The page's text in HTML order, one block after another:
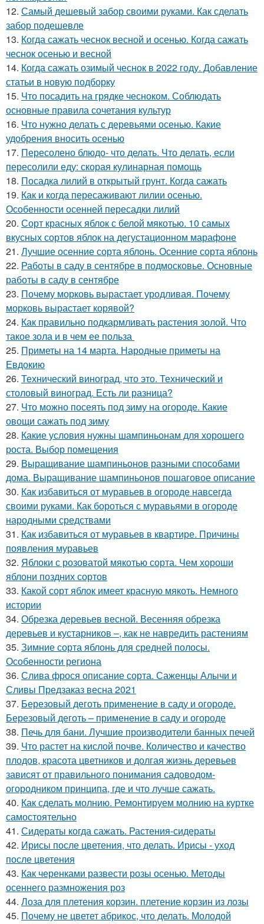
12. Самый дешевый забор своими руками. Как сделать
забор подешевле
13. Когда сажать чеснок весной и осенью. Когда сажать
чеснок осенью и весной
14. Когда сажать озимый чеснок в 2022 году. Добавление
статьи в новую подборку
15. Что посадить на грядке чесноком. Соблюдать
основные правила сочетания культур
16. Что нужно делать с деревьями осенью. Какие
удобрения вносить осенью
17. Пересолено блюдо- что делать. Что делать, если
пересолили еду: скорая кулинарная помощь
18. Посадка лилий в открытый грунт. Когда сажать
19. Как и когда пересаживают лилии осенью.
Особенности осенней пересадки лилий
20. Сорт красных яблок с белой мякотью. 10 самых
вкусных сортов яблок на дегустационном марафоне
21. Лучшие осенние сорта яблонь. Осенние сорта яблонь
22. Работы в саду в сентябре в подмосковье. Основные
работы в саду в сентябре
23. Почему морковь вырастает уродливая. Почему
морковь вырастает корявой?
24. Как правильно подкармливать растения золой. Что
такое зола и в чем ее польза
25. Приметы на 14 марта. Народные приметы на
Евдокию
26. Технический виноград, что это. Технический и
столовый виноград. Есть ли разница?
27. Что можно посеять под зиму на огороде. Какие
овощи сажать под зиму
28. Какие условия нужны шампиньонам для хорошего
роста. Выбор помещения
29. Выращивание шампиньонов разными способами
дома. Выращивание шампиньонов пошаговое описание
30. Как избавиться от муравьев в огороде навсегда
своими руками. Как бороться с муравьями в огороде
народными средствами
31. Как избавиться от муравьев в квартире. Причины
появления муравьев
32. Яблоки с розоватой мякотью сорта. Чем хороши
яблони поздних сортов
33. Какой сорт яблок имеет красную мякоть. Немного
истории
34. Обрезка деревьев весной. Весенняя обрезка
деревьев и кустарников –, как не навредить растениям
35. Зимние сорта яблонь для средней полосы.
Особенности региона
36. Слива фрося описание сорта. Саженцы Алычи и
Сливы Предзаказ весна 2021
37. Березовый деготь применение в саду и огороде.
Березовый деготь – применение в саду и огороде
38. Печь для бани. Лучшие производители банных печей
39. Что растет на кислой почве. Количество и качество
плодов, красота цветников и долгая жизнь деревьев
зависят от правильного понимания садоводом-
огородником принципа, где и что лучше сажать.
40. Как сделать молнию. Ремонтируем молнию на куртке
самостоятельно
41. Сидераты когда сажать. Растения-сидераты
42. Ирисы после цветения, что делать. Ирисы - уход
после цветения
43. Как черенками развести розы осенью. Методы
осеннего размножения роз
44. Лоза для плетения корзин. плетение корзин из лозы
45. Почему не цветет абрикос, что делать. Молодой